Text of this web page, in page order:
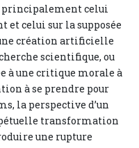
principalement celui
celui sur la supposée
création artificielle
scientifique, ou
à une critique morale à
à se prendre pour
la perspective d’un
transformation
une rupture